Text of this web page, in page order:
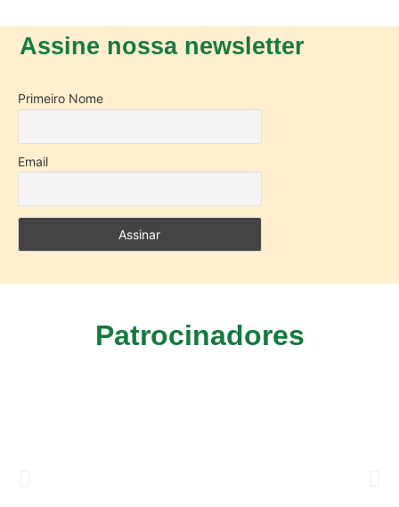
Assine nossa newsletter
Primeiro Nome
Email
Patrocinadores